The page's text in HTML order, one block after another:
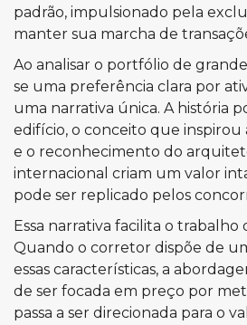
padrão, impulsionado pela
manter sua marcha de
Ao analisar o portfólio de
se uma preferência clara por
uma narrativa única. A história
edifício, o conceito que inspirou
e o reconhecimento do
internacional criam um valor
pode ser replicado pelos
Essa narrativa facilita o trabalho
Quando o corretor dispõe de
essas características, a
de ser focada em preço por
passa a ser direcionada para o